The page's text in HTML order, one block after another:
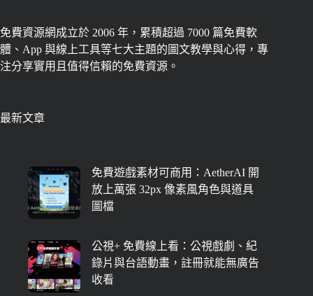
免費資源網成立於 2006 年，累積超過 7000 篇免費軟
體、App 與線上工具等七大主題的圖文教學與心得，專
注分享實用且值得信賴的免費資源。
最新文章
免費遊戲素材可商用：AetherAI 開
放上萬張 32px 像素風角色與道具
圖檔
公視+ 免費線上看：公視戲劇、紀
錄片與台語動畫，註冊就能無廣告
收看